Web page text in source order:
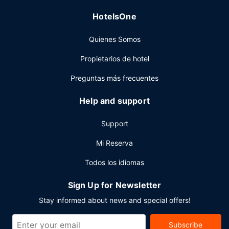
negocios y un servicio de recepción las 24 horas a tu
HotelsOne
Quienes Somos
Propietarios de hotel
Preguntas más frecuentes
Help and support
Support
Mi Reserva
Todos los idiomas
Sign Up for Newsletter
Stay informed about news and special offers!
Subscribe